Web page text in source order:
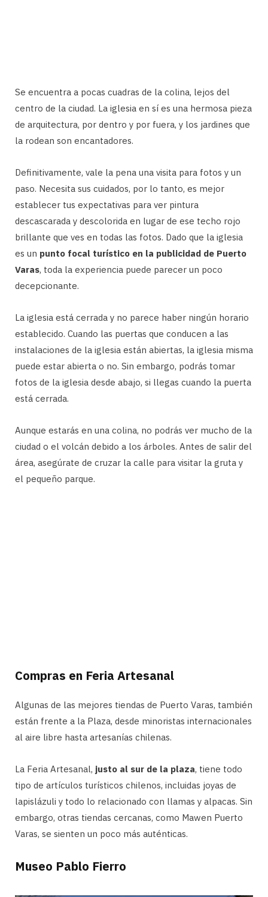
Se encuentra a pocas cuadras de la colina, lejos del
centro de la ciudad. La iglesia en sí es una hermosa pieza
de arquitectura, por dentro y por fuera, y los jardines que
la rodean son encantadores.
Definitivamente, vale la pena una visita para fotos y un
paso. Necesita sus cuidados, por lo tanto, es mejor
establecer tus expectativas para ver pintura
descascarada y descolorida en lugar de ese techo rojo
brillante que ves en todas las fotos. Dado que la iglesia
es un punto focal turístico en la publicidad de Puerto
Varas, toda la experiencia puede parecer un poco
decepcionante.
La iglesia está cerrada y no parece haber ningún horario
establecido. Cuando las puertas que conducen a las
instalaciones de la iglesia están abiertas, la iglesia misma
puede estar abierta o no. Sin embargo, podrás tomar
fotos de la iglesia desde abajo, si llegas cuando la puerta
está cerrada.
Aunque estarás en una colina, no podrás ver mucho de la
ciudad o el volcán debido a los árboles. Antes de salir del
área, asegúrate de cruzar la calle para visitar la gruta y
el pequeño parque.
Compras en Feria Artesanal
Algunas de las mejores tiendas de Puerto Varas, también
están frente a la Plaza, desde minoristas internacionales
al aire libre hasta artesanías chilenas.
La Feria Artesanal, justo al sur de la plaza, tiene todo
tipo de artículos turísticos chilenos, incluidas joyas de
lapislázuli y todo lo relacionado con llamas y alpacas. Sin
embargo, otras tiendas cercanas, como Mawen Puerto
Varas, se sienten un poco más auténticas.
Museo Pablo Fierro